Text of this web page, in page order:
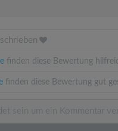
finden diese Bewertung
finden diese Bewertung gut